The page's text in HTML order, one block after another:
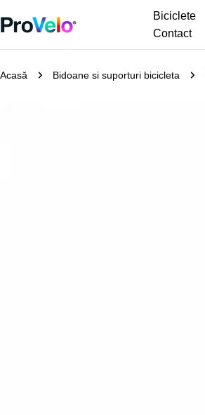
la
Biciclete
Contact
Acasă Bidoane si suporturi bicicleta